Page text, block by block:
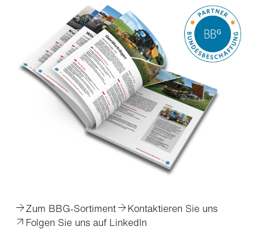
Zum BBG-Sortiment
Kontaktieren Sie uns
Folgen Sie uns auf LinkedIn